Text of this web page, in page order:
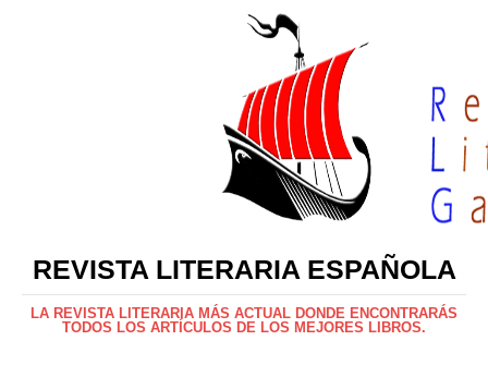
REVISTA LITERARIA ESPAÑOLA
LA REVISTA LITERARIA MÁS ACTUAL DONDE ENCONTRARÁS
TODOS LOS ARTÍCULOS DE LOS MEJORES LIBROS.